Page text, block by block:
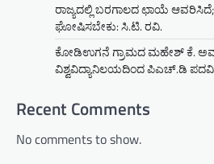
ರಾಜ್ಯದಲ್ಲಿ ಬರಗಾಲದ ಛಾಯೆ ಆವರಿಸಿದೆ;
ಘೋಷಿಸಬೇಕು: ಸಿ.ಟಿ. ರವಿ.
ಕೋಡಿಉಗನೆ ಗ್ರಾಮದ ಮಹೇಶ್ ಕೆ.
ವಿಶ್ವವಿದ್ಯಾನಿಲಯದಿಂದ ಪಿಎಚ್.ಡಿ
Recent Comments
No comments to show.